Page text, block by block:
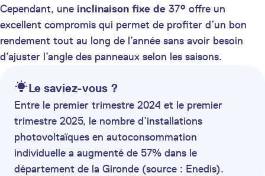
Cependant, une inclinaison fixe de 37° offre un
excellent compromis qui permet de profiter d’un bon
rendement tout au long de l’année sans avoir besoin
d’ajuster l’angle des panneaux selon les saisons.
Le saviez-vous ?
Entre le premier trimestre 2024 et le premier
trimestre 2025, le nombre d’installations
photovoltaïques en autoconsommation
individuelle a augmenté de 57% dans le
département de la Gironde (source : Enedis).